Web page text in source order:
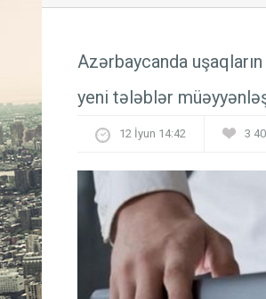
Azərbaycanda
yeni tələblər
12 İyun 14:42 3